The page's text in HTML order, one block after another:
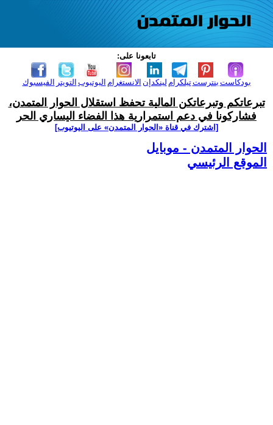
تابعونا على:
الفيسبوك التويتر اليوتيوب الانستغرام لينكدإن تيلكرامبنترست بودكاست
تبرعاتكم وتبرعاتكن المالية تحفظ استقلال الحوار المتمدن،
فشاركونا في دعم استمرارية هذا الفضاء اليساري الحر
[اشترك في قناة ‫«الحوار المتمدن» على اليوتيوب]
الحوار المتمدن - موبايل
الموقع الرئيسي